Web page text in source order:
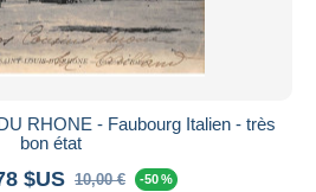
RHONE - Faubourg Italien - très
bon état
$US 10,00 € -50 %